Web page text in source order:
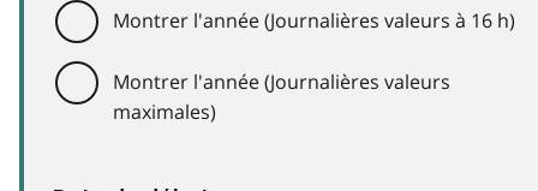
Montrer l'année (Journalières valeurs à 16 h)
Montrer l'année (Journalières valeurs
maximales)